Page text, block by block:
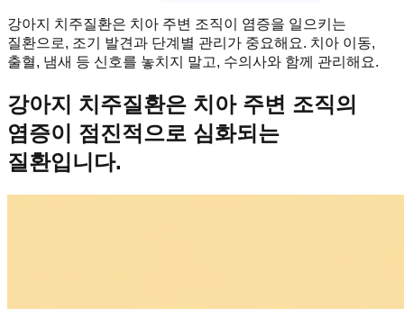
강아지 치주질환은 치아 주변 조직이 염증을 일으키는
질환으로, 조기 발견과 단계별 관리가 중요해요. 치아 이동,
출혈, 냄새 등 신호를 놓치지 말고, 수의사와 함께 관리해요.
강아지 치주질환은 치아 주변 조직의
염증이 점진적으로 심화되는
질환입니다.